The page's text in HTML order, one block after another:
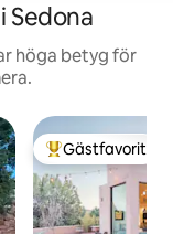
Sedona
höga betyg för
Populär
Gästfavorit